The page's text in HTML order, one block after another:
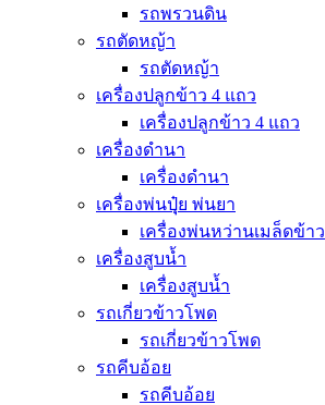
รถพรวนดิน
รถตัดหญ้า
รถตัดหญ้า
เครื่องปลูกข้าว 4 แถว
เครื่องปลูกข้าว 4 แถว
เครื่องดำนา
เครื่องดำนา
เครื่องพ่นปุุ๋ย พ่นยา
เครื่องพ่นหว่านเมล็ดข้าว
เครื่องสูบน้ำ
เครื่องสูบน้ำ
รถเกี่ยวข้าวโพด
รถเกี่ยวข้าวโพด
รถคีบอ้อย
รถคีบอ้อย